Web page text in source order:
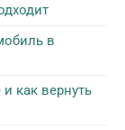
в
как вернуть